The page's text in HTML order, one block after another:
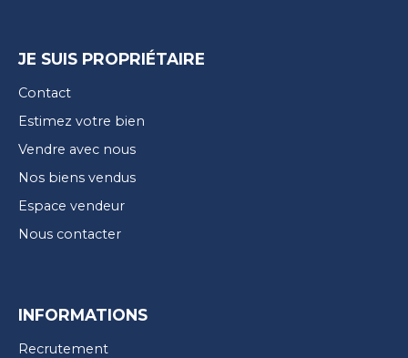
JE SUIS PROPRIÉTAIRE
Contact
Estimez votre bien
Vendre avec nous
Nos biens vendus
Espace vendeur
Nous contacter
INFORMATIONS
Recrutement